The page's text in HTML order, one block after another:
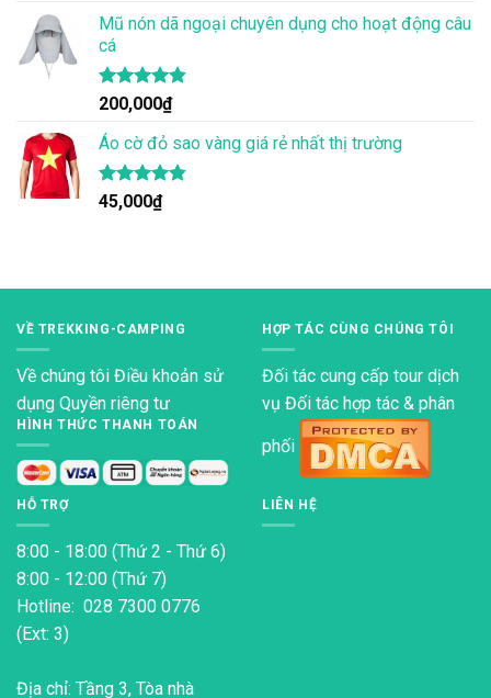
5 sao
Mũ nón dã ngoại chuyên dụng cho hoạt động câu
cá
Được xếp
hạng
4.83
5 sao
200,000₫
Áo cờ đỏ sao vàng giá rẻ nhất thị trường
Được xếp
hạng
4.80
45,000₫
VỀ TREKKING-CAMPING
Về chúng tôi Điều khoản sử
dụng Quyền riêng tư
HÌNH THỨC THANH TOÁN
HỢP TÁC CÙNG CHÚNG TÔI
Đối tác cung cấp tour dịch
vụ Đối tác hợp tác & phân
phối
HỖ TRỢ
8:00 - 18:00 (Thứ 2 - Thứ 6)
8:00 - 12:00 (Thứ 7)
Hotline: 028 7300 0776
(Ext: 3)
Địa chỉ: Tầng 3, Tòa nhà
LIÊN HỆ